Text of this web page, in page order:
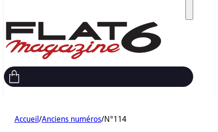
Accueil/Anciens numéros/N°114